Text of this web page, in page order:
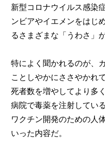
新型コロナウイルス感染
ンビアやイエメンをはじ
るさまざまな「うわさ」
特によく聞かれるのが、
ことしやかにささやかれ
死者数を増やしてより多
病院で毒薬を注射してい
ワクチン開発のための人
いった内容だ。